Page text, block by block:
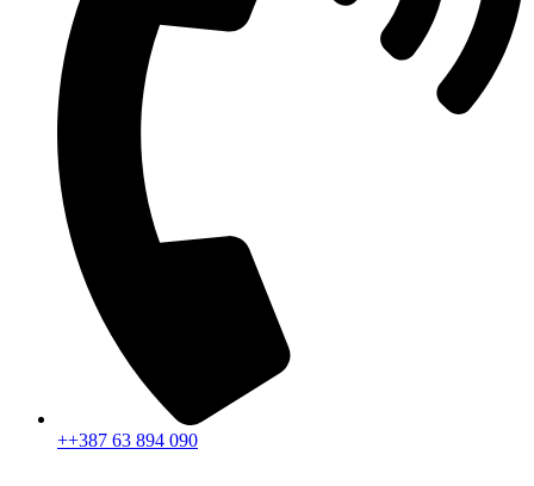
++387 63 894 090